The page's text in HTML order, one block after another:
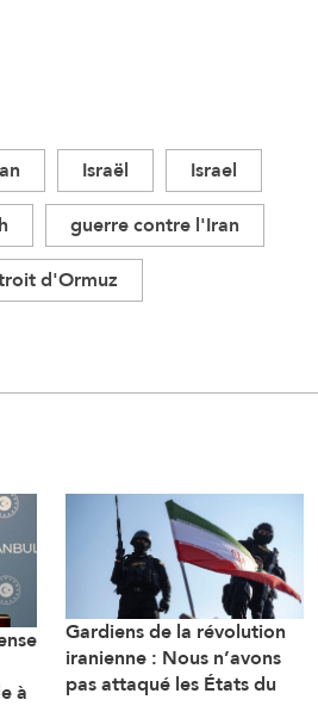
Israël
Israel
guerre contre l'Iran
d'Ormuz
à
Gardiens de la révolution
iranienne : Nous n’avons
pas attaqué les États du